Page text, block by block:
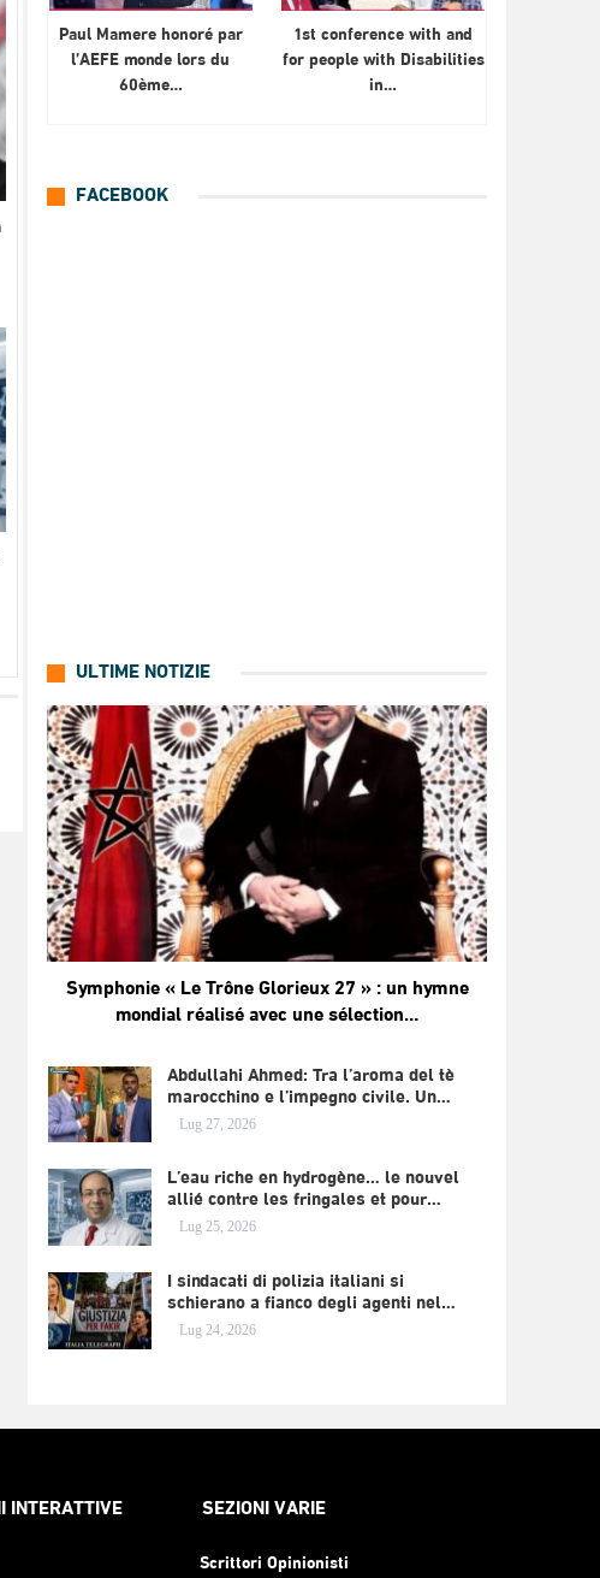
Paul Mamere honoré par
l’AEFE monde lors du
60ème…
1st conference with and
for people with Disabilities
in…
FACEBOOK
ULTIME NOTIZIE
Symphonie « Le Trône Glorieux 27 » : un hymne
mondial réalisé avec une sélection…
Abdullahi Ahmed: Tra l’aroma del tè
marocchino e l’impegno civile. Un…
Lug 27, 2026
L’eau riche en hydrogène… le nouvel
allié contre les fringales et pour…
Lug 25, 2026
I sindacati di polizia italiani si
schierano a fianco degli agenti nel…
Lug 24, 2026
INTERATTIVE SEZIONI VARIE
Scrittori Opinionisti